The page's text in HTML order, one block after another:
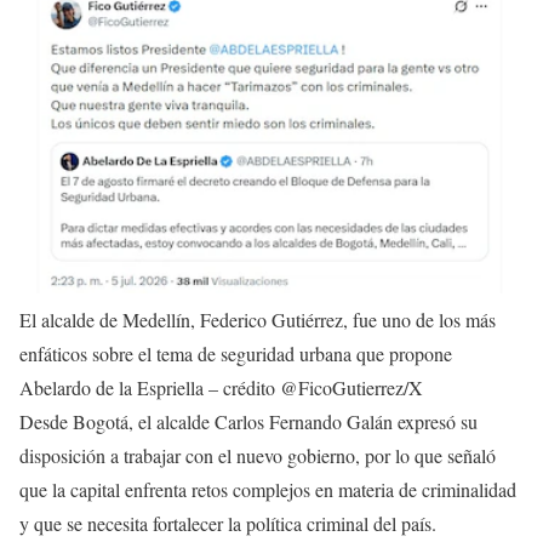
El alcalde de Medellín, Federico Gutiérrez, fue uno de los más
enfáticos sobre el tema de seguridad urbana que propone
Abelardo de la Espriella – crédito @FicoGutierrez/X
Desde Bogotá, el alcalde Carlos Fernando Galán expresó su
disposición a trabajar con el nuevo gobierno, por lo que señaló
que la capital enfrenta retos complejos en materia de criminalidad
y que se necesita fortalecer la política criminal del país.